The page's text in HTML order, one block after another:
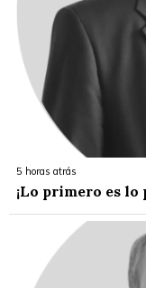
5 horas atrás
¡Lo primero es